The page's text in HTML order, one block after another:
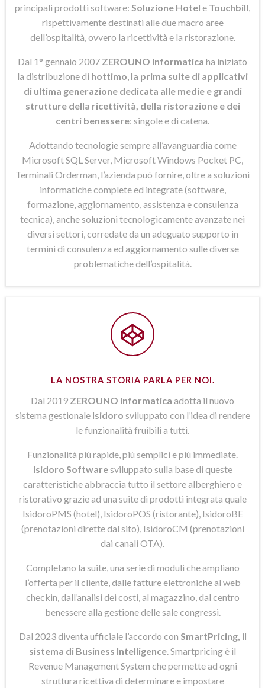
principali prodotti software: Soluzione Hotel e Touchbill
rispettivamente destinati alle due macro aree
dell’ospitalità, ovvero la ricettività e la ristorazione.
Dal 1° gennaio 2007 ZEROUNO Informatica ha iniziato
la distribuzione di hottimo la prima suite di applicativi
di ultima generazione dedicata alle medie e grandi
strutture della ricettività, della ristorazione e dei
centri benessere: singole e di catena.
Adottando tecnologie sempre all’avanguardia come
Microsoft SQL Server, Microsoft Windows Pocket PC,
Terminali Orderman, l’azienda può fornire, oltre a soluzioni
informatiche complete ed integrate (software,
formazione, aggiornamento, assistenza e consulenza
tecnica), anche soluzioni tecnologicamente avanzate nei
diversi settori, corredate da un adeguato supporto in
termini di consulenza ed aggiornamento sulle diverse
problematiche dell’ospitalità.
LA NOSTRA STORIA PARLA PER NOI.
Dal 2019 ZEROUNO Informatica adotta il nuovo
sistema gestionale Isidoro sviluppato con l’idea di rendere
le funzionalità fruibili a tutti.
Funzionalità più rapide, più semplici e più immediate.
Isidoro Softwaresviluppato sulla base di queste
caratteristiche abbraccia tutto il settore alberghiero e
ristorativo grazie ad una suite di prodotti integrata quale
IsidoroPMS (hotel), IsidoroPOS (ristorante), IsidoroBE
(prenotazioni dirette dal sito), IsidoroCM (prenotazioni
dai canali OTA).
Completano la suite, una serie di moduli che ampliano
l’offerta per il cliente, dalle fatture elettroniche al web
checkin, dall’analisi dei costi, al magazzino, dal centro
benessere alla gestione delle sale congressi.
Dal 2023 diventa ufficiale l’accordo con SmartPricing, il
sistema di Business Intelligence . Smartpricing è il
Revenue Management System che permette ad ogni
struttura ricettiva di determinare e impostare